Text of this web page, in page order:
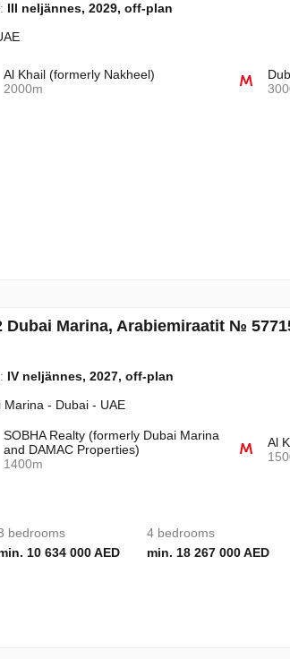
III neljännes, 2029, off-plan
Al Khail (formerly Nakheel)
2000m
Dubai Marina, Arabiemiraatit №
IV neljännes, 2027, off-plan
- Dubai - UAE
SOBHA Realty (formerly Dubai Marina
and DAMAC Properties)
1400m
Al
bedrooms
10 634 000 AED
4 bedrooms
min. 18 267 000 AED